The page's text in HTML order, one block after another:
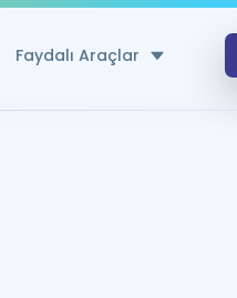
Faydalı Araçlar